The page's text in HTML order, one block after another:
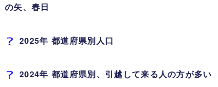
の矢、春日
2025年 都道府県別人口
2024年 都道府県別、引越して来る人の方が多い